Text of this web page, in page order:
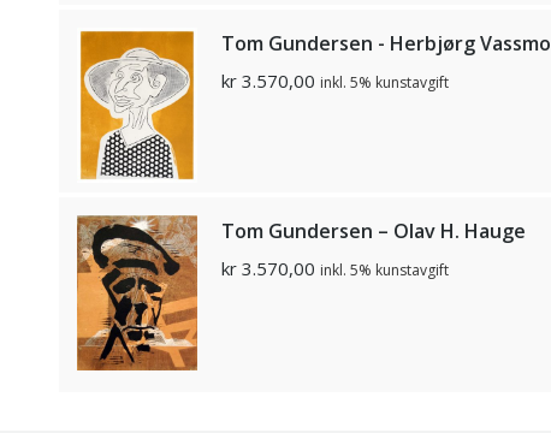
Tom Gundersen - Herbjørg Vassmo
kr 3.570,00 inkl. 5% kunstavgift
Tom Gundersen – Olav H. Hauge
kr 3.570,00 inkl. 5% kunstavgift